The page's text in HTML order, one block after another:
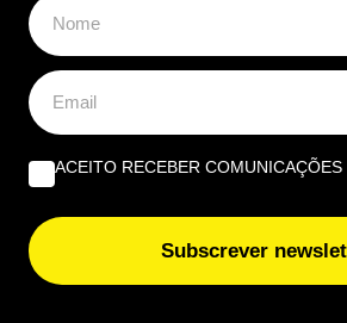
Governantes no Algarve: de reino a região
| Por Virgílio Machado
O que fazer quando tudo arde? Impedir os
voluntários de serem precários | Por
ACEITO RECEBER COMUNICAÇÕES
Subscrever